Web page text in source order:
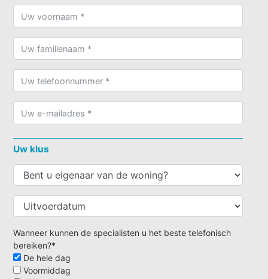
Uw klus
Wanneer kunnen de specialisten u het beste telefonisch
bereiken?*
De hele dag
Voormiddag